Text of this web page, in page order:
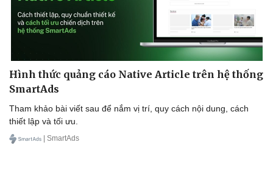
Hình thức quảng cáo Native Article trên hệ thống
SmartAds
Tham khảo bài viết sau để nắm vị trí, quy cách nội dung, cách
thiết lập và tối ưu.
| SmartAds